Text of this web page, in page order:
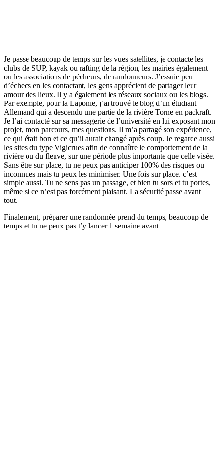
Je passe beaucoup de temps sur les vues satellites, je contacte les
clubs de SUP, kayak ou rafting de la région, les mairies également
ou les associations de pécheurs, de randonneurs. J’essuie peu
d’échecs en les contactant, les gens apprécient de partager leur
amour des lieux. Il y a également les réseaux sociaux ou les blogs.
Par exemple, pour la Laponie, j’ai trouvé le blog d’un étudiant
Allemand qui a descendu une partie de la rivière Torne en packraft.
Je l’ai contacté sur sa messagerie de l’université en lui exposant mon
projet, mon parcours, mes questions. Il m’a partagé son expérience,
ce qui était bon et ce qu’il aurait changé après coup. Je regarde aussi
les sites du type Vigicrues afin de connaître le comportement de la
rivière ou du fleuve, sur une période plus importante que celle visée.
Sans être sur place, tu ne peux pas anticiper 100% des risques ou
inconnues mais tu peux les minimiser. Une fois sur place, c’est
simple aussi. Tu ne sens pas un passage, et bien tu sors et tu portes,
même si ce n’est pas forcément plaisant. La sécurité passe avant
tout.
Finalement, préparer une randonnée prend du temps, beaucoup de
temps et tu ne peux pas t’y lancer 1 semaine avant.